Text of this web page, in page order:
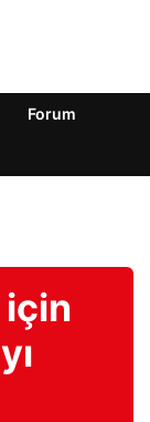
Forum
için